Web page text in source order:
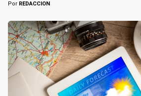
Por REDACCION